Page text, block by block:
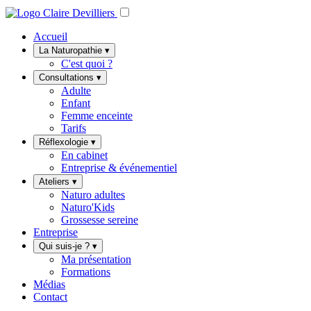
Accueil
La Naturopathie ▾
C'est quoi ?
Consultations ▾
Adulte
Enfant
Femme enceinte
Tarifs
Réflexologie ▾
En cabinet
Entreprise & événementiel
Ateliers ▾
Naturo adultes
Naturo'Kids
Grossesse sereine
Entreprise
Qui suis-je ? ▾
Ma présentation
Formations
Médias
Contact